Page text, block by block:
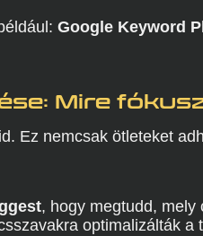
Google Keyword
Mire
Ez nemcsak ötleteket
, hogy megtudd, mely
optimalizálták a